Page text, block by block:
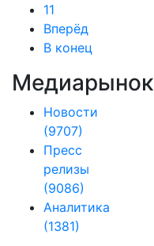
11
Вперёд
В конец
Медиарынок
Новости
(9707)
Пресс
релизы
(9086)
Аналитика
(1381)